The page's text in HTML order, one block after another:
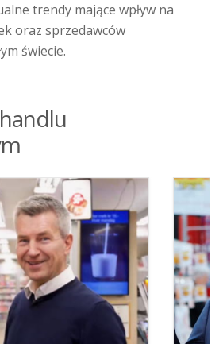
trendy mające wpływ na
oraz sprzedawców
świecie.